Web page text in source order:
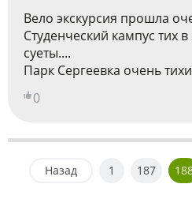
Вело экскурсия прошла
Студенческий кампус тих
суеты....
Парк Сергеевка очень
0
Назад 1 187